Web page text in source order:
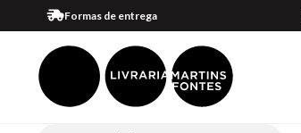
Formas de entrega